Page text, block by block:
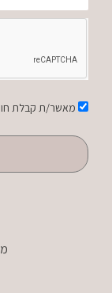
אישורמאשר/ת קבלת